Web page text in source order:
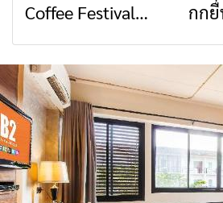
สื่อสารต้องไม่หยุด
วัฒน
จังห
พะ
น่า
คอน
ชื่อ
Coffee Festival
2026
กก
รัฐบ
เชี
สา